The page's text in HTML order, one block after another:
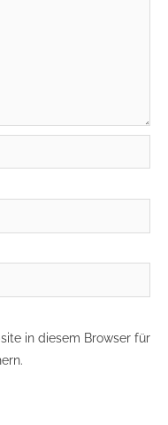
in diesem Browser für